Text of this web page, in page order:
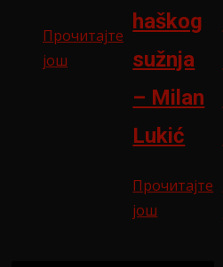
Прочитајте
још
haškog
sužnja
– Milan
Lukić
Прочитајте
још